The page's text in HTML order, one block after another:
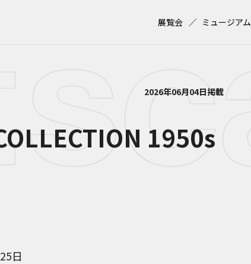
展覧会 ミュージアム
2026年06月04日掲載
1950s
日